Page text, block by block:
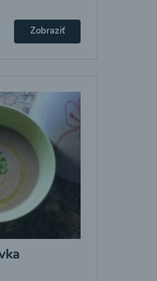
Zobraziť